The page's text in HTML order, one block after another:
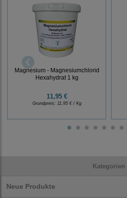
Kategorien
Neue Produkte
Magnesium - Magnesiumchlorid
Hexahydrat 1 kg
11,95 €
Grundpreis: 11,95 € / Kg